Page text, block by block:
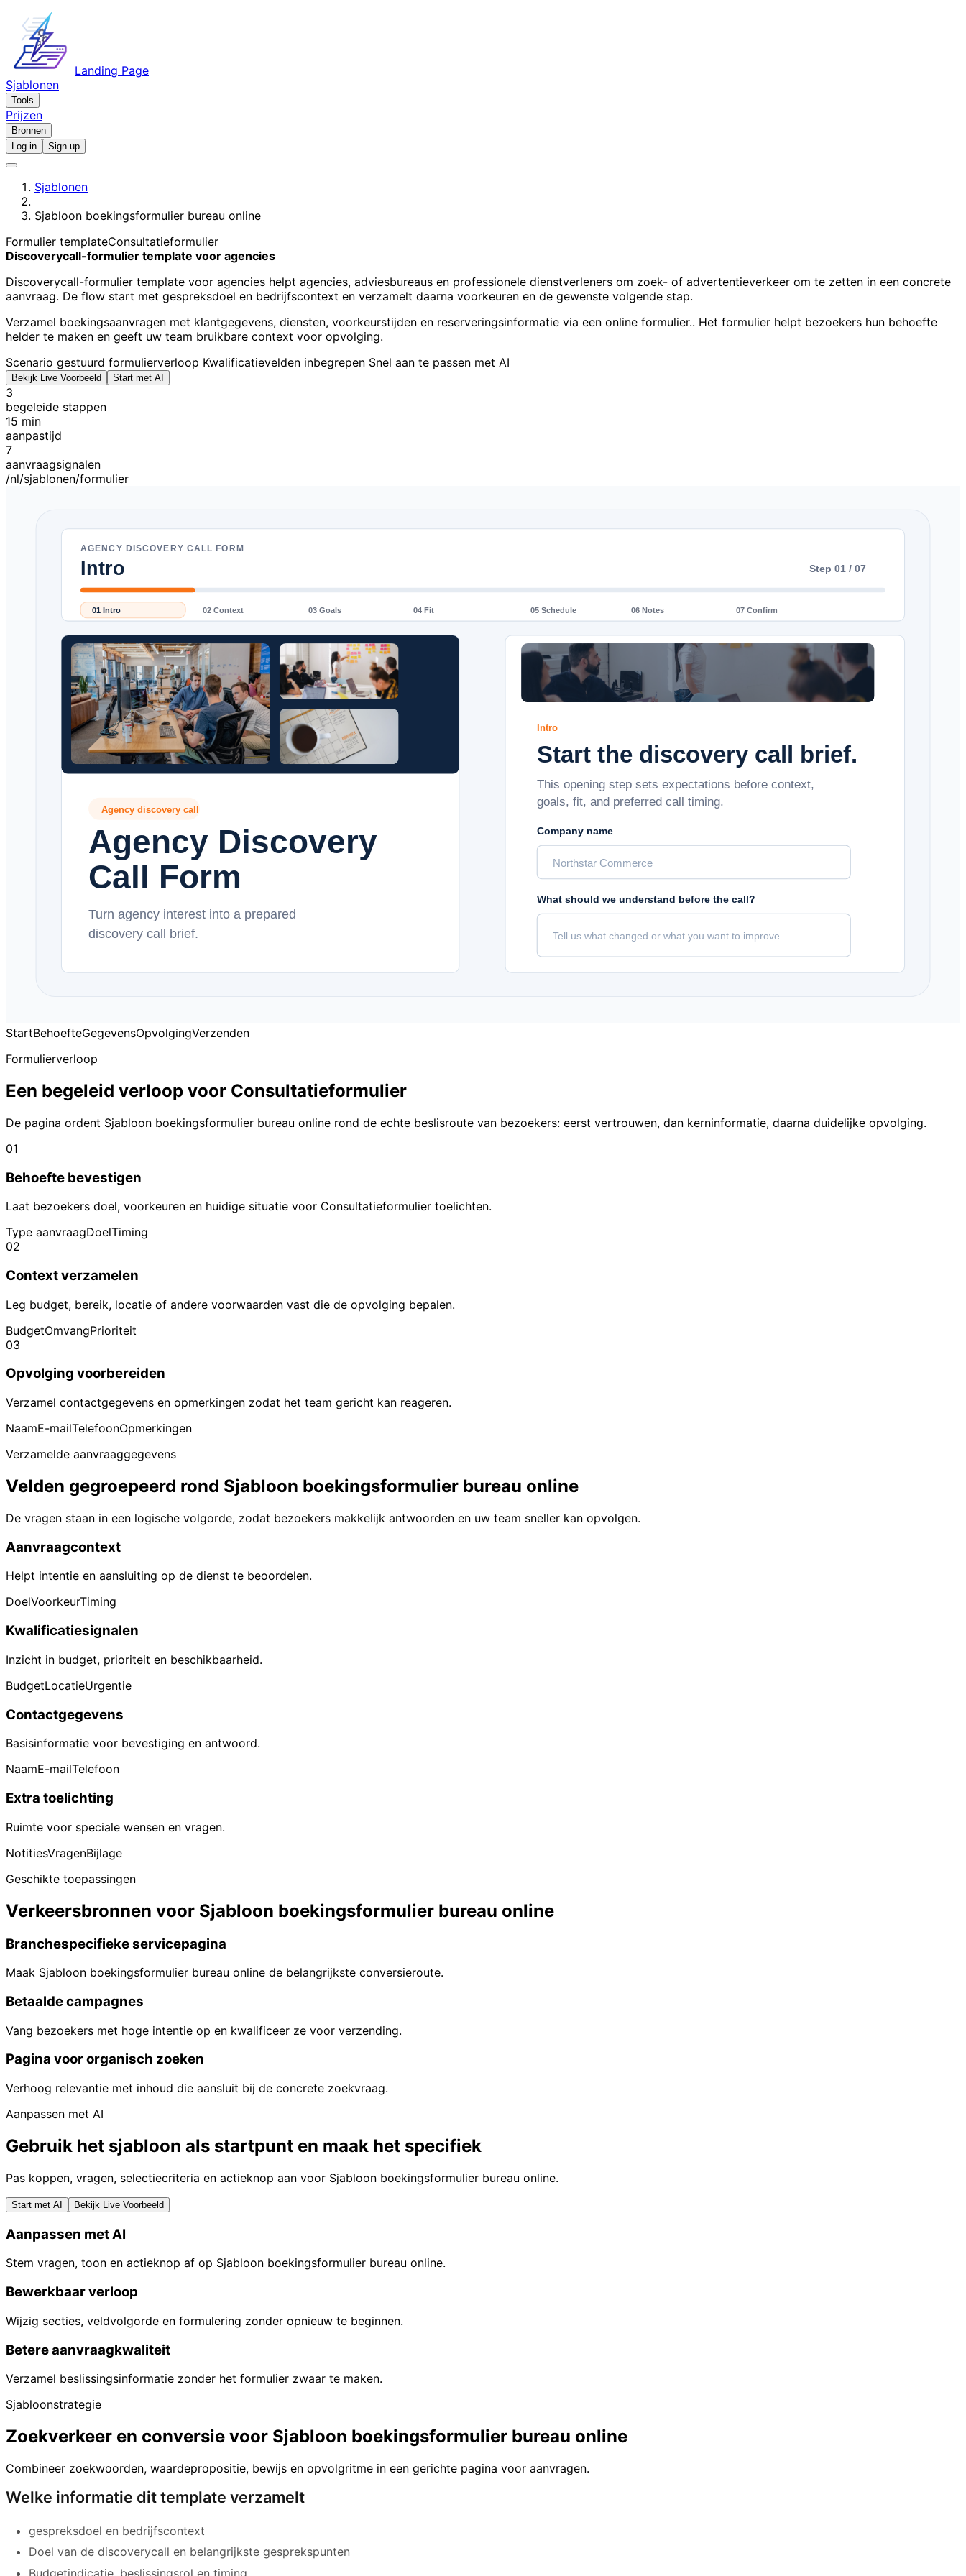
Landing Page
Sjablonen
Tools
Prijzen
Bronnen
Log in
Sign up
Sjablonen
Sjabloon boekingsformulier bureau online
Formulier templateConsultatieformulier
Discoverycall-formulier template voor agencies
Discoverycall-formulier template voor agencies helpt agencies, adviesbureaus en professionele dienstverleners om zoek- of advertentieverkeer om te zetten in een concrete
aanvraag. De flow start met gespreksdoel en bedrijfscontext en verzamelt daarna voorkeuren en de gewenste volgende stap.
Verzamel boekingsaanvragen met klantgegevens, diensten, voorkeurstijden en reserveringsinformatie via een online formulier.. Het formulier helpt bezoekers hun behoefte
helder te maken en geeft uw team bruikbare context voor opvolging.
Scenario gestuurd formulierverloop Kwalificatievelden inbegrepen Snel aan te passen met AI
Bekijk Live Voorbeeld Start met AI
3
begeleide stappen
15 min
aanpastijd
7
aanvraagsignalen
/nl/sjablonen/formulier
StartBehoefteGegevensOpvolgingVerzenden
Formulierverloop
Een begeleid verloop voor Consultatieformulier
De pagina ordent Sjabloon boekingsformulier bureau online rond de echte beslisroute van bezoekers: eerst vertrouwen, dan kerninformatie, daarna duidelijke opvolging.
01
Behoefte bevestigen
Laat bezoekers doel, voorkeuren en huidige situatie voor Consultatieformulier toelichten.
Type aanvraagDoelTiming
02
Context verzamelen
Leg budget, bereik, locatie of andere voorwaarden vast die de opvolging bepalen.
BudgetOmvangPrioriteit
03
Opvolging voorbereiden
Verzamel contactgegevens en opmerkingen zodat het team gericht kan reageren.
NaamE-mailTelefoonOpmerkingen
Verzamelde aanvraaggegevens
Velden gegroepeerd rond Sjabloon boekingsformulier bureau online
De vragen staan in een logische volgorde, zodat bezoekers makkelijk antwoorden en uw team sneller kan opvolgen.
Aanvraagcontext
Helpt intentie en aansluiting op de dienst te beoordelen.
DoelVoorkeurTiming
Kwalificatiesignalen
Inzicht in budget, prioriteit en beschikbaarheid.
BudgetLocatieUrgentie
Contactgegevens
Basisinformatie voor bevestiging en antwoord.
NaamE-mailTelefoon
Extra toelichting
Ruimte voor speciale wensen en vragen.
NotitiesVragenBijlage
Geschikte toepassingen
Verkeersbronnen voor Sjabloon boekingsformulier bureau online
Branchespecifieke servicepagina
Maak Sjabloon boekingsformulier bureau online de belangrijkste conversieroute.
Betaalde campagnes
Vang bezoekers met hoge intentie op en kwalificeer ze voor verzending.
Pagina voor organisch zoeken
Verhoog relevantie met inhoud die aansluit bij de concrete zoekvraag.
Aanpassen met AI
Gebruik het sjabloon als startpunt en maak het specifiek
Pas koppen, vragen, selectiecriteria en actieknop aan voor Sjabloon boekingsformulier bureau online.
Start met AI Bekijk Live Voorbeeld
Aanpassen met AI
Stem vragen, toon en actieknop af op Sjabloon boekingsformulier bureau online.
Bewerkbaar verloop
Wijzig secties, veldvolgorde en formulering zonder opnieuw te beginnen.
Betere aanvraagkwaliteit
Verzamel beslissingsinformatie zonder het formulier zwaar te maken.
Sjabloonstrategie
Zoekverkeer en conversie voor Sjabloon boekingsformulier bureau online
Combineer zoekwoorden, waardepropositie, bewijs en opvolgritme in een gerichte pagina voor aanvragen.
Welke informatie dit template verzamelt
gespreksdoel en bedrijfscontext
Doel van de discoverycall en belangrijkste gesprekspunten
Budgetindicatie, beslissingsrol en timing